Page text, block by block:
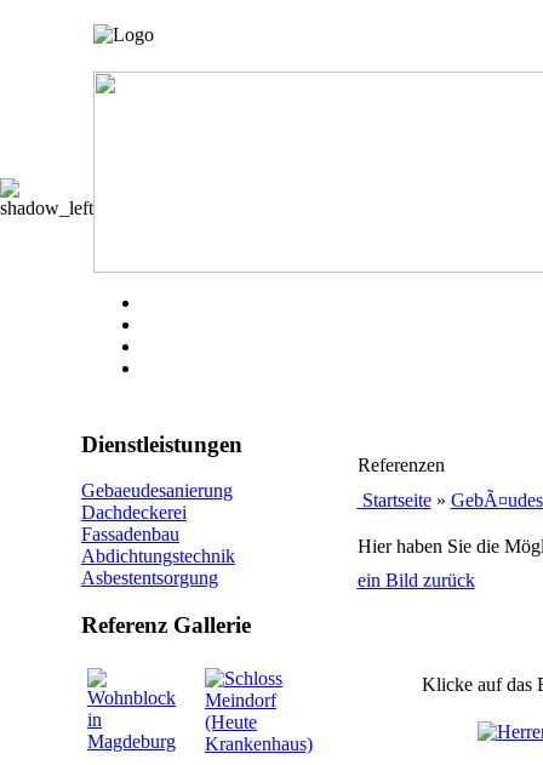
Dienstleistungen
Gebaeudesanierung
Dachdeckerei
Fassadenbau
Abdichtungstechnik
Asbestentsorgung
Referenz Gallerie
Referenzen
Startseite»
Hier haben Sie die
ein Bild zurück
Klicke auf das